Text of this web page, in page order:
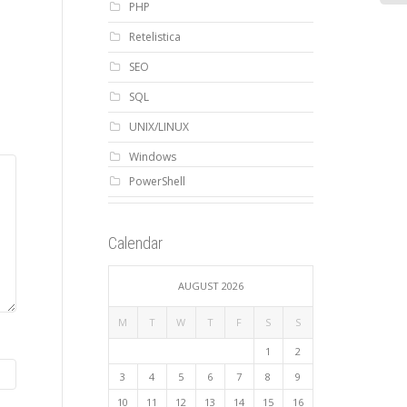
PHP
Retelistica
SEO
SQL
UNIX/LINUX
Windows
PowerShell
Calendar
AUGUST 2026
M T W T F S S
1
2
3
4 5 6 7 8
9
10
11 12 13 14 15 16